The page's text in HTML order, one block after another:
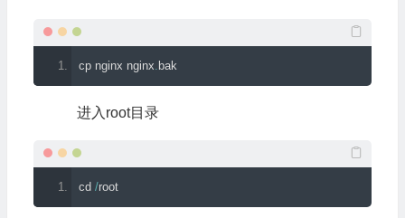
cp nginx nginx. bak
进入root目录
cd /root